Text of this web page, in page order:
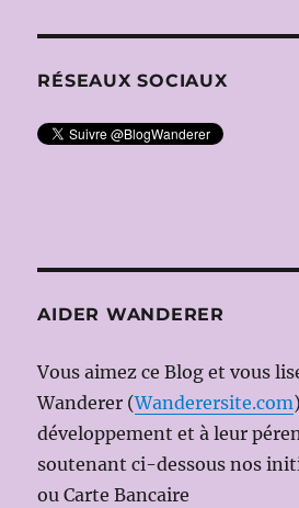
RÉSEAUX SOCIAUX
AIDER WANDERER
Vous aimez ce Blog et vous
Wanderer (Wanderersite.com
développement et à leur
soutenant ci-dessous nos
ou Carte Bancaire